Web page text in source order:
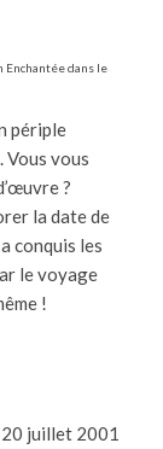
Enchantée dans le
périple
Vous vous
?
la date de
conquis les
le voyage
!
20 juillet 2001